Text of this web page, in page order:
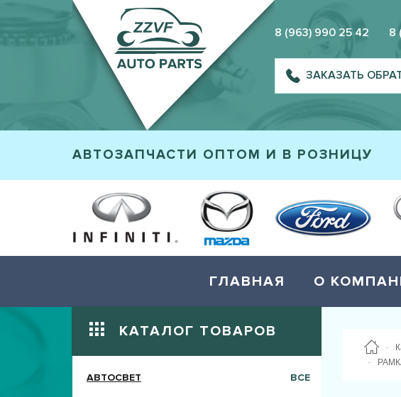
8 (963) 990 25 42 8
ЗАКАЗАТЬ
АВТОЗАПЧАСТИ ОПТОМ И В РОЗНИЦУ
ГЛАВНАЯ О
КАТАЛОГ ТОВАРОВ
ВСЕ
АВТОСВЕТ